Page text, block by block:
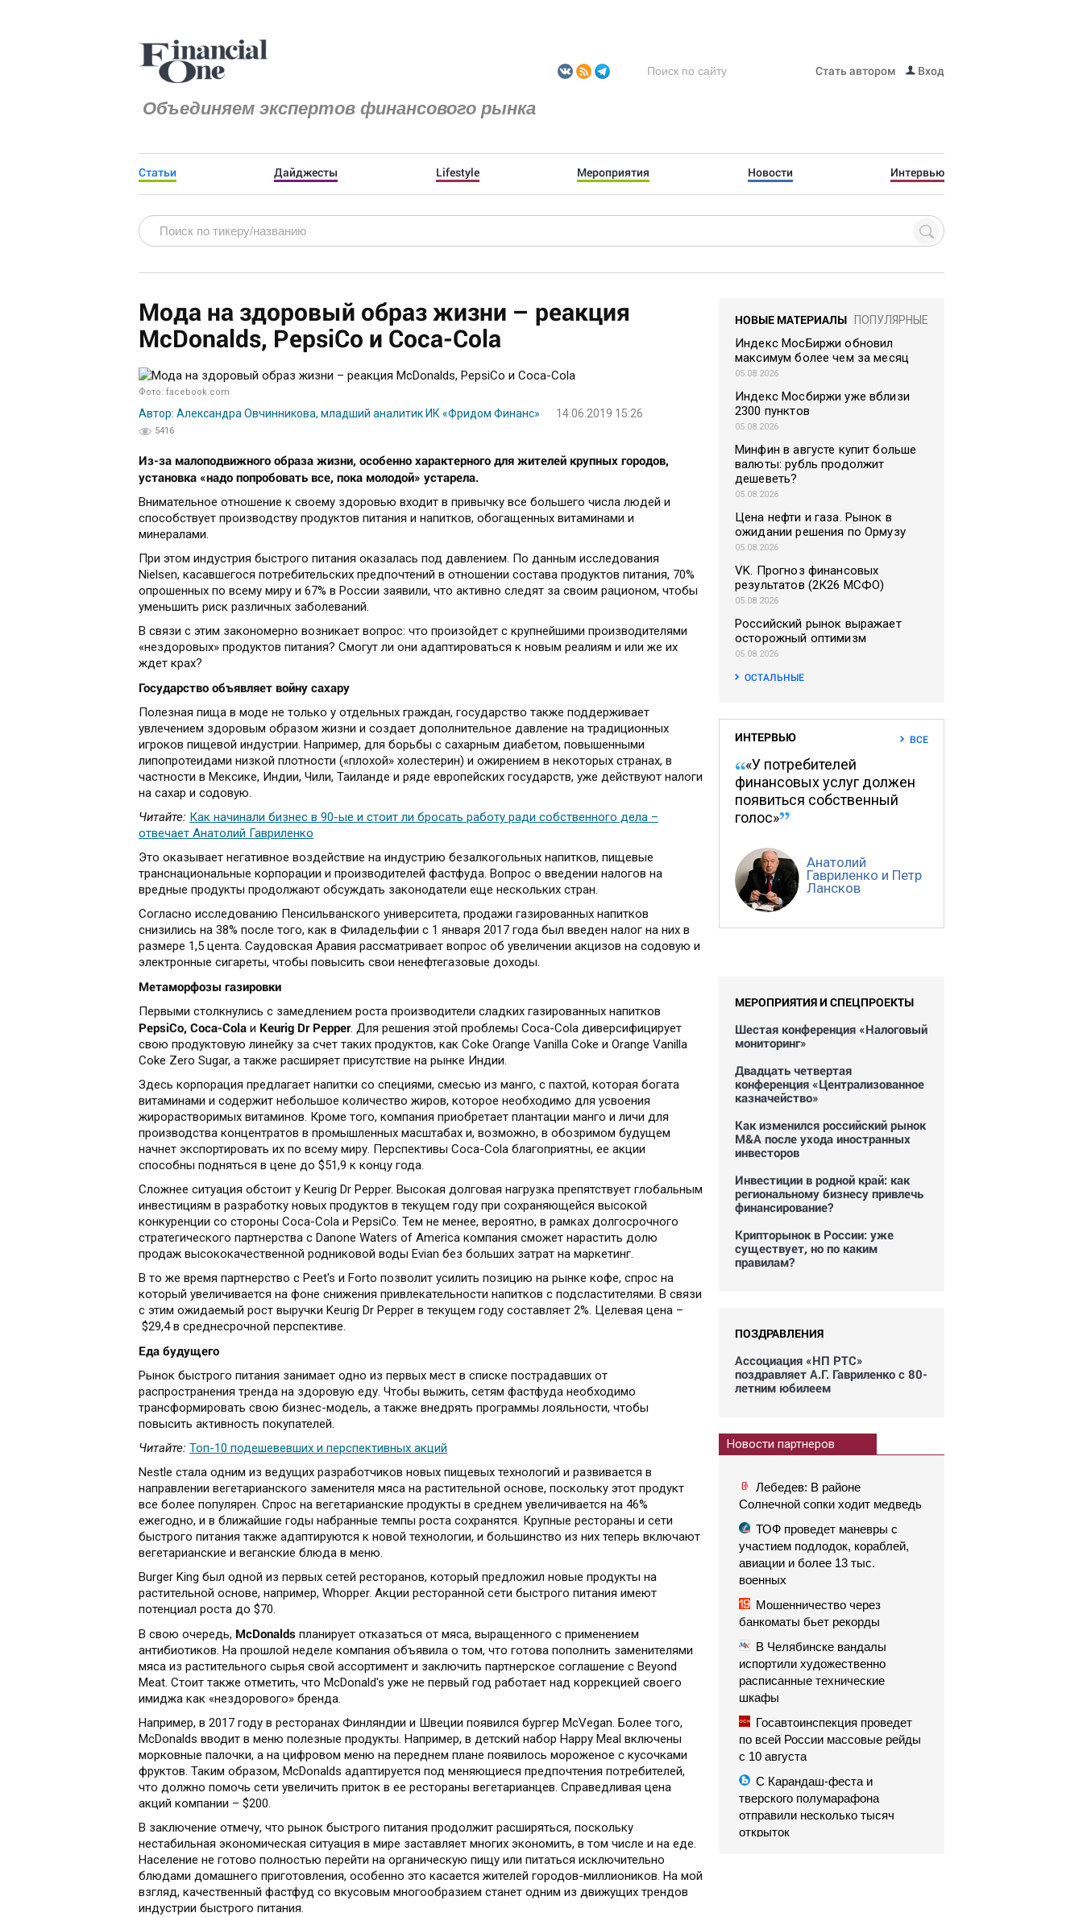
Объединяем экспертов финансового рынка
Стать автором Вход
Статьи Дайджесты Lifestyle Мероприятия Новости Интервью
Мода на здоровый образ жизни – реакция
McDonalds, PepsiCo и Coca-Cola
Фото: facebook.com
Автор: Александра Овчинникова, младший аналитик ИК «Фридом Финанс» 14.06.2019 15:26
5416
Из-за малоподвижного образа жизни, особенно характерного для жителей крупных городов,
установка «надо попробовать все, пока молодой» устарела.
Внимательное отношение к своему здоровью входит в привычку все большего числа людей и
способствует производству продуктов питания и напитков, обогащенных витаминами и
минералами.
При этом индустрия быстрого питания оказалась под давлением. По данным исследования
Nielsen, касавшегося потребительских предпочтений в отношении состава продуктов питания, 70%
опрошенных по всему миру и 67% в России заявили, что активно следят за своим рационом, чтобы
уменьшить риск различных заболеваний.
В связи с этим закономерно возникает вопрос: что произойдет с крупнейшими производителями
«нездоровых» продуктов питания? Смогут ли они адаптироваться к новым реалиям и или же их
ждет крах?
Государство объявляет войну сахару
Полезная пища в моде не только у отдельных граждан, государство также поддерживает
увлечением здоровым образом жизни и создает дополнительное давление на традиционных
игроков пищевой индустрии. Например, для борьбы с сахарным диабетом, повышенными
липопротеидами низкой плотности («плохой» холестерин) и ожирением в некоторых странах, в
частности в Мексике, Индии, Чили, Таиланде и ряде европейских государств, уже действуют налоги
на сахар и содовую.
Читайте: Как начинали бизнес в 90-ые и стоит ли бросать работу ради собственного дела –
отвечает Анатолий Гавриленко
Это оказывает негативное воздействие на индустрию безалкогольных напитков, пищевые
транснациональные корпорации и производителей фастфуда. Вопрос о введении налогов на
вредные продукты продолжают обсуждать законодатели еще нескольких стран.
Согласно исследованию Пенсильванского университета, продажи газированных напитков
снизились на 38% после того, как в Филадельфии с 1 января 2017 года был введен налог на них в
размере 1,5 цента. Саудовская Аравия рассматривает вопрос об увеличении акцизов на содовую и
электронные сигареты, чтобы повысить свои ненефтегазовые доходы.
Метаморфозы газировки
Первыми столкнулись с замедлением роста производители сладких газированных напитков
PepsiCo, Coca-Cola и Keurig Dr Pepper. Для решения этой проблемы Coca-Cola диверсифицирует
свою продуктовую линейку за счет таких продуктов, как Coke Orange Vanilla Coke и Orange Vanilla
Coke Zero Sugar, а также расширяет присутствие на рынке Индии.
Здесь корпорация предлагает напитки со специями, смесью из манго, с пахтой, которая богата
витаминами и содержит небольшое количество жиров, которое необходимо для усвоения
жирорастворимых витаминов. Кроме того, компания приобретает плантации манго и личи для
производства концентратов в промышленных масштабах и, возможно, в обозримом будущем
начнет экспортировать их по всему миру. Перспективы Coca-Cola благоприятны, ее акции
способны подняться в цене до $51,9 к концу года.
Сложнее ситуация обстоит у Keurig Dr Pepper. Высокая долговая нагрузка препятствует глобальным
инвестициям в разработку новых продуктов в текущем году при сохраняющейся высокой
конкуренции со стороны Coca-Cola и PepsiCo. Тем не менее, вероятно, в рамках долгосрочного
стратегического партнерства с Danone Waters of America компания сможет нарастить долю
продаж высококачественной родниковой воды Evian без больших затрат на маркетинг.
В то же время партнерство с Peet's и Forto позволит усилить позицию на рынке кофе, спрос на
который увеличивается на фоне снижения привлекательности напитков с подсластителями. В связи
с этим ожидаемый рост выручки Keurig Dr Pepper в текущем году составляет 2%. Целевая цена –
$29,4 в среднесрочной перспективе.
Еда будущего
Рынок быстрого питания занимает одно из первых мест в списке пострадавших от
распространения тренда на здоровую еду. Чтобы выжить, сетям фастфуда необходимо
трансформировать свою бизнес-модель, а также внедрять программы лояльности, чтобы
повысить активность покупателей.
Читайте: Топ-10 подешевевших и перспективных акций
Nestle стала одним из ведущих разработчиков новых пищевых технологий и развивается в
направлении вегетарианского заменителя мяса на растительной основе, поскольку этот продукт
все более популярен. Спрос на вегетарианские продукты в среднем увеличивается на 46%
ежегодно, и в ближайшие годы набранные темпы роста сохранятся. Крупные рестораны и сети
быстрого питания также адаптируются к новой технологии, и большинство из них теперь включают
вегетарианские и веганские блюда в меню.
Burger King был одной из первых сетей ресторанов, который предложил новые продукты на
растительной основе, например, Whopper. Акции ресторанной сети быстрого питания имеют
потенциал роста до $70.
В свою очередь, McDonalds планирует отказаться от мяса, выращенного с применением
антибиотиков. На прошлой неделе компания объявила о том, что готова пополнить заменителями
мяса из растительного сырья свой ассортимент и заключить партнерское соглашение с Beyond
Meat. Стоит также отметить, что McDonald's уже не первый год работает над коррекцией своего
имиджа как «нездорового» бренда.
Например, в 2017 году в ресторанах Финляндии и Швеции появился бургер McVegan. Более того,
McDonalds вводит в меню полезные продукты. Например, в детский набор Happy Meal включены
морковные палочки, а на цифровом меню на переднем плане появилось мороженое с кусочками
фруктов. Таким образом, McDonalds адаптируется под меняющиеся предпочтения потребителей,
что должно помочь сети увеличить приток в ее рестораны вегетарианцев. Справедливая цена
акций компании – $200.
В заключение отмечу, что рынок быстрого питания продолжит расширяться, поскольку
нестабильная экономическая ситуация в мире заставляет многих экономить, в том числе и на еде.
Население не готово полностью перейти на органическую пищу или питаться исключительно
блюдами домашнего приготовления, особенно это касается жителей городов-миллиоников. На мой
взгляд, качественный фастфуд со вкусовым многообразием станет одним из движущих трендов
индустрии быстрого питания.
НОВЫЕ МАТЕРИАЛЫ ПОПУЛЯРНЫЕ
Индекс МосБиржи обновил
максимум более чем за месяц
05.08.2026
Индекс Мосбиржи уже вблизи
2300 пунктов
05.08.2026
Минфин в августе купит больше
валюты: рубль продолжит
дешеветь?
05.08.2026
Цена нефти и газа. Рынок в
ожидании решения по Ормузу
05.08.2026
VK. Прогноз финансовых
результатов (2К26 МСФО)
05.08.2026
Российский рынок выражает
осторожный оптимизм
05.08.2026
ОСТАЛЬНЫЕ
ИНТЕРВЬЮ ВСЕ
«У потребителей
финансовых услуг должен
появиться собственный
голос»
Анатолий
Гавриленко и Петр
Лансков
МЕРОПРИЯТИЯ И СПЕЦПРОЕКТЫ
Шестая конференция «Налоговый
мониторинг»
Двадцать четвертая
конференция «Централизованное
казначейство»
Как изменился российский рынок
M&A после ухода иностранных
инвесторов
Инвестиции в родной край: как
региональному бизнесу привлечь
финансирование?
Крипторынок в России: уже
существует, но по каким
правилам?
ПОЗДРАВЛЕНИЯ
Ассоциация «НП РТС»
поздравляет А.Г. Гавриленко с 80-
летним юбилеем
Новости партнеров
Лебедев: В районе
Солнечной сопки ходит медведь
ТОФ проведет маневры с
участием подлодок, кораблей,
авиации и более 13 тыс.
военных
Мошенничество через
банкоматы бьет рекорды
В Челябинске вандалы
испортили художественно
расписанные технические
шкафы
Госавтоинспекция проведет
по всей России массовые рейды
с 10 августа
С Карандаш-феста и
тверского полумарафона
отправили несколько тысяч
открыток